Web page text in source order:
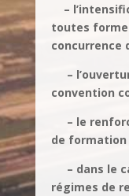
–
toutes
concurrence
–
convention
– le
de formation
– dans le
régimes de